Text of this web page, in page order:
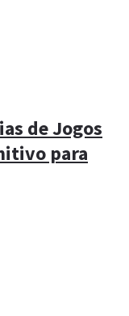
de Jogos
para